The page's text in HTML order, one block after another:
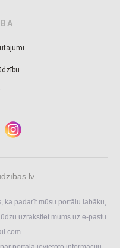
ka padarīt mūsu portālu labāku,
uzrakstiet mums uz e-pastu